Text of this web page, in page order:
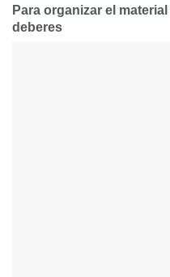
Para organizar el
deberes